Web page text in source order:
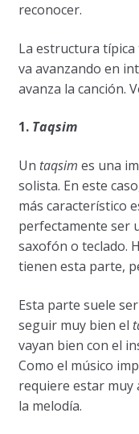
reconocer.
La estructura típica
va avanzando en
avanza la canción.
1. Taqsim
Un taqsim es una
solista. En este
más característico
perfectamente ser
saxofón o teclado.
tienen esta parte,
Esta parte suele
seguir muy bien el
vayan bien con el
Como el músico
requiere estar muy
la melodía.